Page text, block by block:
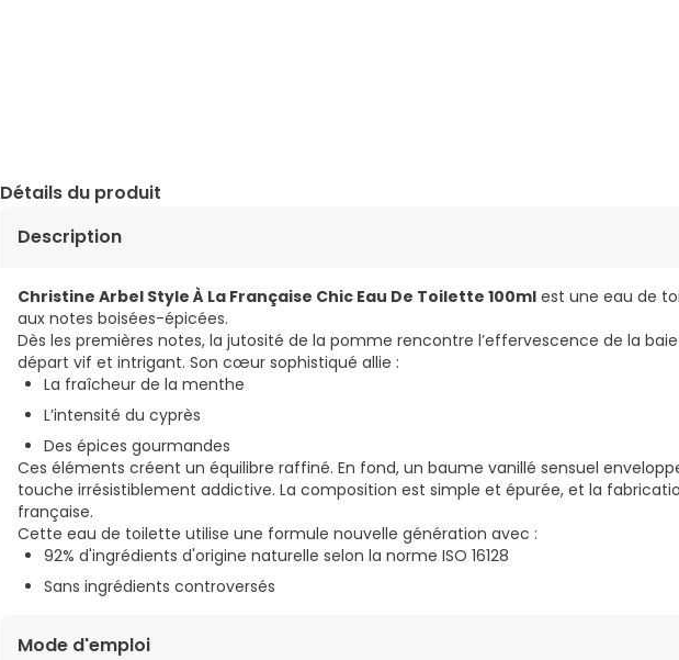
Détails du produit
Description
Christine Arbel Style À La Française Chic Eau De Toilette 100ml est une eau de
aux notes boisées-épicées.
Dès les premières notes, la jutosité de la pomme rencontre l’effervescence de la
départ vif et intrigant. Son cœur sophistiqué allie :
La fraîcheur de la menthe
L’intensité du cyprès
Des épices gourmandes
Ces éléments créent un équilibre raffiné. En fond, un baume vanillé sensuel
touche irrésistiblement addictive. La composition est simple et épurée, et la
française.
Cette eau de toilette utilise une formule nouvelle génération avec :
92% d'ingrédients d'origine naturelle selon la norme ISO 16128
Sans ingrédients controversés
Mode d'emploi